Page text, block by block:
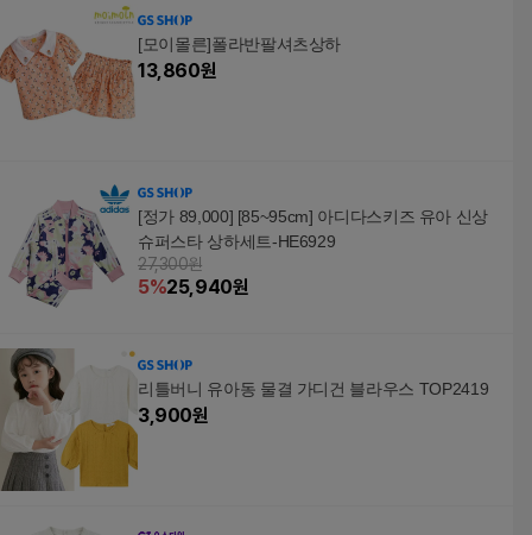
[모이몰른]폴라반팔셔츠상하
13,860원
[정가 89,000] [85~95cm] 아디다스키즈 유아 신상
슈퍼스타 상하세트-HE6929
27,300원
5%25,940원
리틀버니 유아동 물결 가디건 블라우스 TOP2419
3,900원